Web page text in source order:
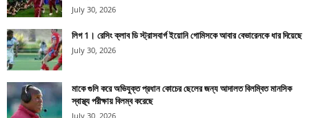
July 30, 2026
লিগ 1। রেসিং ক্লাব ডি স্ট্রাসবার্গ ইয়োনি গোমিসকে আবার বেভারেনকে ধার দিয়েছে
July 30, 2026
মাকে গুলি করে অভিযুক্ত প্রধান কোচের ছেলের জন্য আদালত বিলম্বিত মানসিক
স্বাস্থ্য পরীক্ষায় বিলম্ব করেছে
July 30, 2026